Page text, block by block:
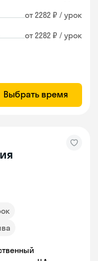
от 2282 ₽ / урок
от 2282 ₽ / урок
Выбрать время